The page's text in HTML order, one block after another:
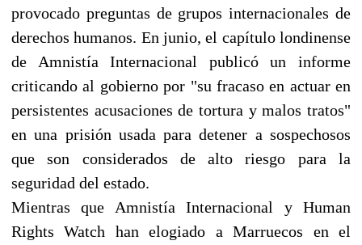
provocado preguntas de grupos internacionales de
derechos humanos. En junio, el capítulo londinense
de Amnistía Internacional publicó un informe
criticando al gobierno por "su fracaso en actuar en
persistentes acusaciones de tortura y malos tratos"
en una prisión usada para detener a sospechosos
que son considerados de alto riesgo para la
seguridad del estado.
Mientras que Amnistía Internacional y Human
Rights Watch han elogiado a Marruecos en el